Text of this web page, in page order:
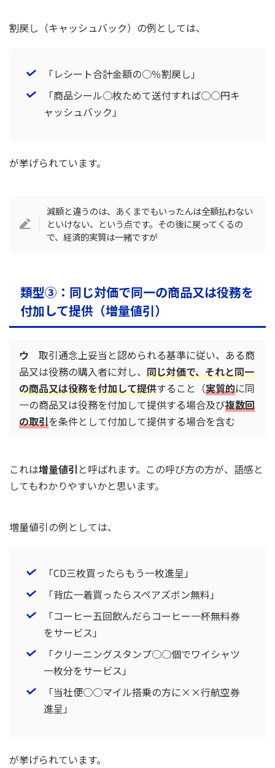
割戻し（キャッシュバック）の例としては、
「レシート合計金額の○％割戻し」
「商品シール○枚ためて送付すれば○○円キ
ャッシュバック」
が挙げられています。
減額と違うのは、あくまでもいったんは全額払わない
といけない、という点です。その後に戻ってくるの
で、経済的実質は一緒ですが
類型③：同じ対価で同一の商品又は役務を
付加して提供（増量値引）
ウ 取引通念上妥当と認められる基準に従い、ある商
品又は役務の購入者に対し、 同じ対価で、それと同一
の商品又は役務を付加して提供すること（実質的に同
一の商品又は役務を付加して提供する場合及び複数回
の取引を条件として付加して提供する場合を含む
これは増量値引 と呼ばれます。この呼び方の方が、語感と
してもわかりやすいかと思います。
増量値引の例としては、
「CD三枚買ったらもう一枚進呈」
「背広一着買ったらスペアズボン無料」
「コーヒー五回飲んだらコーヒー一杯無料券
をサービス」
「クリーニングスタンプ○○個でワイシャツ
一枚分をサービス」
「当社便○○マイル搭乗の方に××行航空券
進呈」
が挙げられています。